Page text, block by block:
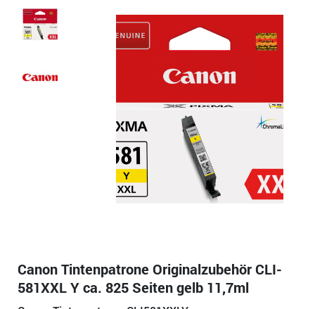
Canon Tintenpatrone Originalzubehör CLI-
581XXL Y ca. 825 Seiten gelb 11,7ml